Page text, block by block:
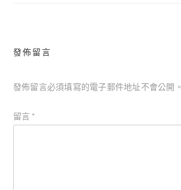
發佈留言
發佈留言必須填寫的電子郵件地址不會公開。
留言 *